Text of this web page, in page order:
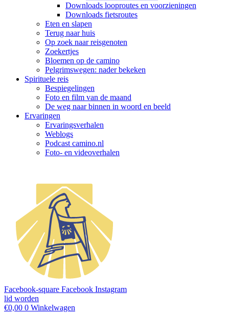
Downloads looproutes en voorzieningen
Downloads fietsroutes
Eten en slapen
Terug naar huis
Op zoek naar reisgenoten
Zoekertjes
Bloemen op de camino
Pelgrimswegen: nader bekeken
Spirituele reis
Bespiegelingen
Foto en film van de maand
De weg naar binnen in woord en beeld
Ervaringen
Ervaringsverhalen
Weblogs
Podcast camino.nl
Foto- en videoverhalen
Facebook-square Facebook Instagram
lid worden
€0,00 0 Winkelwagen